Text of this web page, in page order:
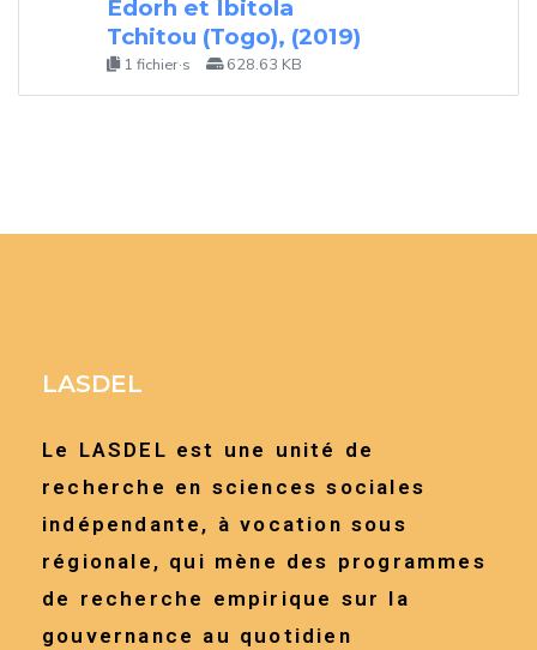
Edorh et Ibitola
Tchitou (Togo), (2019)
1 fichier·s 628.63 KB
LASDEL
Le LASDEL est une unité de
recherche en sciences sociales
indépendante, à vocation sous
régionale, qui mène des programmes
de recherche empirique sur la
gouvernance au quotidien